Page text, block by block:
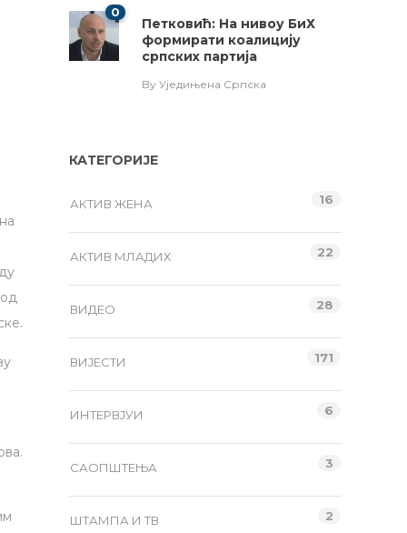
0
Петковић: На нивоу БиХ
формирати коалицију
српских партија
By Уједињена Српска
КАТЕГОРИЈЕ
АКТИВ ЖЕНА 16
АКТИВ МЛАДИХ 22
ВИДЕО 28
ВИЈЕСТИ 171
ИНТЕРВЈУИ 6
САОПШТЕЊА 3
ШТАМПА И ТВ 2